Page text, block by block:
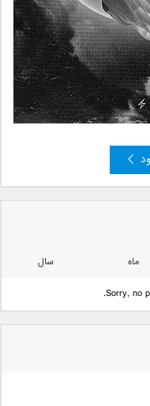
ماه
سال
Sorry, no